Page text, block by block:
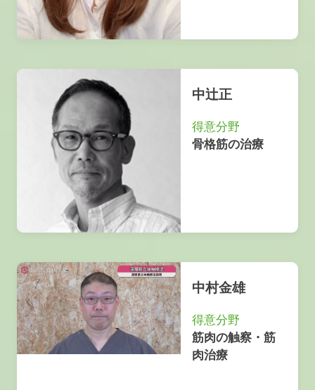
中辻正
得意分野
骨格筋の治療
中村金雄
得意分野
筋肉の触察・筋
肉治療